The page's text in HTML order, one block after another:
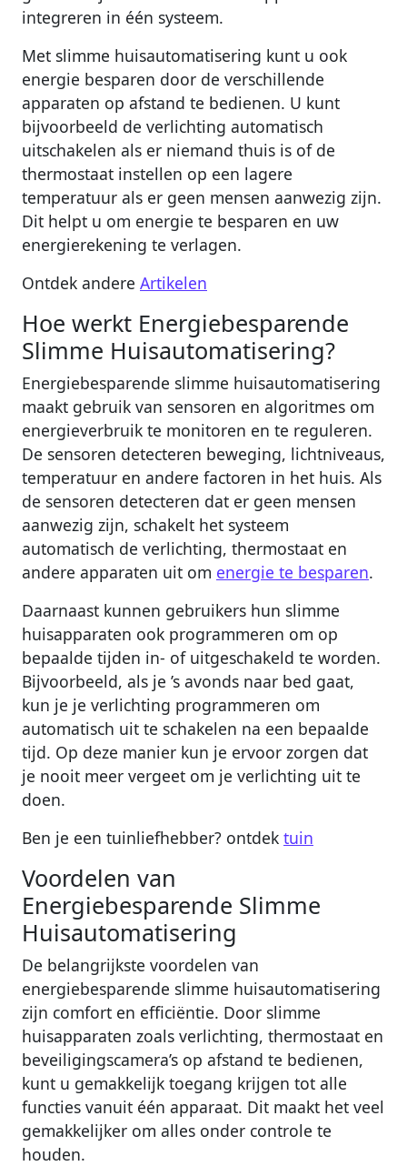
integreren in één systeem.
Met slimme huisautomatisering kunt u ook
energie besparen door de verschillende
apparaten op afstand te bedienen. U kunt
bijvoorbeeld de verlichting automatisch
uitschakelen als er niemand thuis is of de
thermostaat instellen op een lagere
temperatuur als er geen mensen aanwezig zijn.
Dit helpt u om energie te besparen en uw
energierekening te verlagen.
Ontdek andere Artikelen
Hoe werkt Energiebesparende
Slimme Huisautomatisering?
Energiebesparende slimme huisautomatisering
maakt gebruik van sensoren en algoritmes om
energieverbruik te monitoren en te reguleren.
De sensoren detecteren beweging, lichtniveaus,
temperatuur en andere factoren in het huis. Als
de sensoren detecteren dat er geen mensen
aanwezig zijn, schakelt het systeem
automatisch de verlichting, thermostaat en
andere apparaten uit om energie te besparen.
Daarnaast kunnen gebruikers hun slimme
huisapparaten ook programmeren om op
bepaalde tijden in- of uitgeschakeld te worden.
Bijvoorbeeld, als je ’s avonds naar bed gaat,
kun je je verlichting programmeren om
automatisch uit te schakelen na een bepaalde
tijd. Op deze manier kun je ervoor zorgen dat
je nooit meer vergeet om je verlichting uit te
doen.
Ben je een tuinliefhebber? ontdek tuin
Voordelen van
Energiebesparende Slimme
Huisautomatisering
De belangrijkste voordelen van
energiebesparende slimme huisautomatisering
zijn comfort en efficiëntie. Door slimme
huisapparaten zoals verlichting, thermostaat en
beveiligingscamera’s op afstand te bedienen,
kunt u gemakkelijk toegang krijgen tot alle
functies vanuit één apparaat. Dit maakt het veel
gemakkelijker om alles onder controle te
houden.